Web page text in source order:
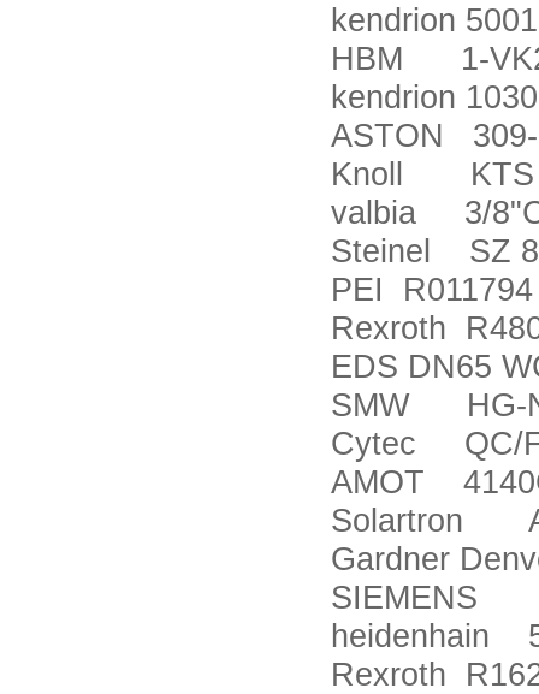
kendrion
HBM 1-
kendrion
ASTON 309-
Knoll KTS
valbia 3/
Steinel SZ
PEI R011794
Rexroth
EDS DN65
SMW HG-
Cytec QC/
AMOT
Solartron
Gardner
SIEMENS
heidenhain
Rexroth